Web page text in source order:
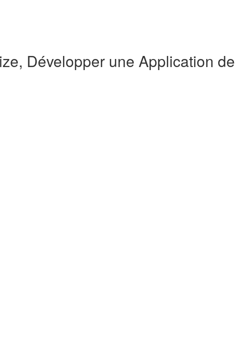
Développer une Application de